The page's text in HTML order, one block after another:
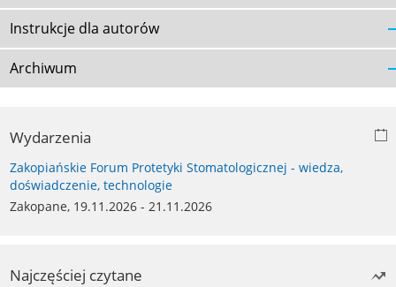
Instrukcje dla autorów
Archiwum
Wydarzenia
Zakopiańskie Forum Protetyki Stomatologicznej - wiedza,
doświadczenie, technologie
Zakopane, 19.11.2026 - 21.11.2026
Najczęściej czytane